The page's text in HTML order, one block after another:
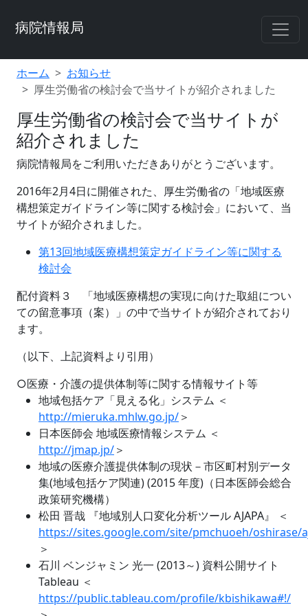
病院情報局
ホーム
お知らせ
厚生労働省の検討会で当サイトが紹介されました
厚生労働省の検討会で当サイトが
紹介されました
病院情報局をご利用いただきありがとうございます。
2016年2月4日に開催された、厚生労働省の「地域医療
構想策定ガイドライン等に関する検討会」において、当
サイトが紹介されました。
第13回地域医療構想策定ガイドライン等に関する
検討会
配付資料３ 「地域医療構想の実現に向けた取組につい
ての留意事項（案）」の中で当サイトが紹介されており
ます。
（以下、上記資料より引用）
○医療・介護の提供体制等に関する情報サイト等
地域包括ケア「見える化」システム ＜
http://mieruka.mhlw.go.jp/＞
日本医師会 地域医療情報システム ＜
http://jmap.jp/＞
地域の医療介護提供体制の現状－市区町村別データ
集(地域包括ケア関連) (2015 年度)（日本医師会総合
政策研究機構）
松田 晋哉 『地域別人口変化分析ツール AJAPA』 ＜
https://sites.google.com/site/pmchuoeh/oshirase/
＞
石川 ベンジャミン 光一 (2013～) 資料公開サイト
Tableau ＜
https://public.tableau.com/profile/kbishikawa#!/